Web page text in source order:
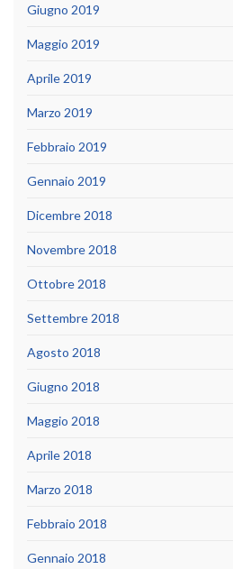
Giugno 2019
Maggio 2019
Aprile 2019
Marzo 2019
Febbraio 2019
Gennaio 2019
Dicembre 2018
Novembre 2018
Ottobre 2018
Settembre 2018
Agosto 2018
Giugno 2018
Maggio 2018
Aprile 2018
Marzo 2018
Febbraio 2018
Gennaio 2018